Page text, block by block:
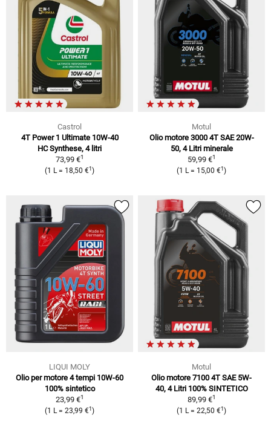
Castrol
4T Power 1 Ultimate 10W-40
HC Synthese, 4 litri
73,99 €1
(1 L = 18,50 €1 )
Motul
Olio motore 3000 4T SAE 20W-
50, 4 Litri minerale
59,99 €1
(1 L = 15,00 €1 )
LIQUI MOLY
Olio per motore 4 tempi 10W-60
100% sintetico
23,99 €1
(1 L = 23,99 €1 )
Motul
Olio motore 7100 4T SAE 5W-
40, 4 Litri 100% SINTETICO
89,99 €1
(1 L = 22,50 €1 )